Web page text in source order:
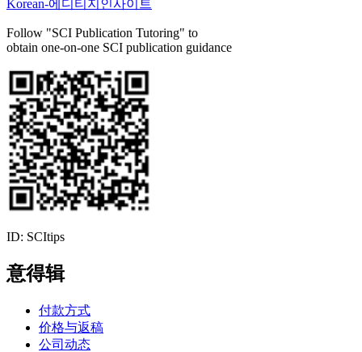
Korean-에디티지인사이트
Follow "SCI Publication Tutoring" to
obtain one-on-one SCI publication guidance
ID: SCItips
意得辑
付款方式
价格与返稿
公司动态